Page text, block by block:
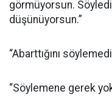
görmüyorsun.
düşünüyorsun.”
“Abarttığını
“Söylemene gerek